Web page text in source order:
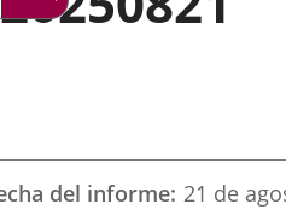
del informe 21 de